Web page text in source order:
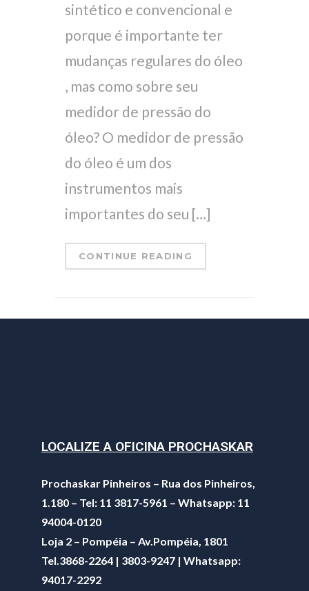
sintético e convencional e
porque é importante ter
mudanças regulares do óleo
, mas como sobre seu
medidor de pressão do
óleo? O medidor de pressão
do óleo é um dos
instrumentos mais
importantes do seu […]
CONTINUE READING
LOCALIZE A OFICINA PROCHASKAR
Prochaskar Pinheiros – Rua dos Pinheiros,
1.180 – Tel: 11 3817-5961 – Whatsapp: 11
94004-0120
Loja 2 – Pompéia – Av.Pompéia, 1801
Tel.3868-2264 | 3803-9247 | Whatsapp:
94017-2292